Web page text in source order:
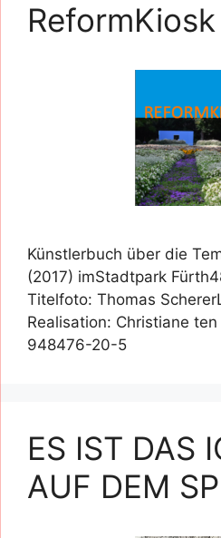
Künstlerbuch über die
(2017) imStadtpark
Titelfoto: Thomas
Realisation: Christiane
948476-20-5
ES IST DAS
AUF DEM